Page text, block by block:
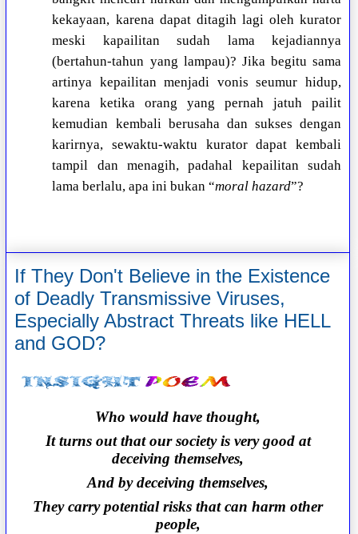
kekayaan, karena dapat ditagih lagi oleh kurator
meski kapailitan sudah lama kejadiannya
(bertahun-tahun yang lampau)? Jika begitu sama
artinya kepailitan menjadi vonis seumur hidup,
karena ketika orang yang pernah jatuh pailit
kemudian kembali berusaha dan sukses dengan
karirnya, sewaktu-waktu kurator dapat kembali
tampil dan menagih, padahal kepailitan sudah
lama berlalu, apa ini bukan “moral hazard”?
If They Don't Believe in the Existence
of Deadly Transmissive Viruses,
Especially Abstract Threats like HELL
and GOD?
Who would have thought,
It turns out that our society is very good at
deceiving themselves,
And by deceiving themselves,
They carry potential risks that can harm other
people,